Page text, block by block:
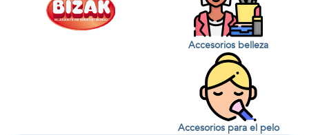
Accesorios belleza
Accesorios para el pelo